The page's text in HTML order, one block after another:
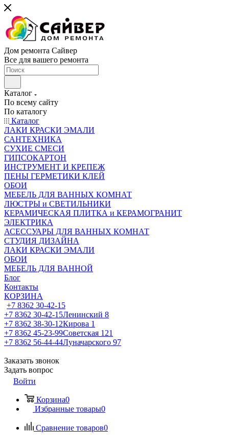
Дом ремонта Сайвер
Все для вашего ремонта
Каталог
По всему сайту
По каталогу
Каталог
ЛАКИ КРАСКИ ЭМАЛИ
САНТЕХНИКА
СУХИЕ СМЕСИ
ГИПСОКАРТОН
ИНСТРУМЕНТ И КРЕПЕЖ
ПЕНЫ ГЕРМЕТИКИ КЛЕЙ
ОБОИ
МЕБЕЛЬ ДЛЯ ВАННЫХ КОМНАТ
ЛЮСТРЫ и СВЕТИЛЬНИКИ
КЕРАМИЧЕСКАЯ ПЛИТКА и КЕРАМОГРАНИТ
ЭЛЕКТРИКА
АСЕССУАРЫ ДЛЯ ВАННЫХ КОМНАТ
СТУДИЯ ДИЗАЙНА
ЛАКИ КРАСКИ ЭМАЛИ
ОБОИ
МЕБЕЛЬ ДЛЯ ВАННОЙ
Блог
Контакты
КОРЗИНА
+7 8362 30-42-15
+7 8362 30-42-15Ленинский 8
+7 8362 38-30-12Кирова 1
+7 8362 45-23-99Советская 121
+7 8362 56-44-44Луначарского 97
Заказать звонок
Задать вопрос
Войти
Корзина0
Избранные товары0
Сравнение товаров0